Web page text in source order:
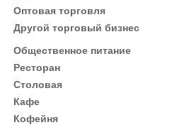
Оптовая торговля
Другой торговый бизнес
Общественное питание
Ресторан
Столовая
Кафе
Кофейня